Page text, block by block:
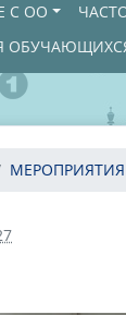
С ОО
МЕРОПРИЯТИЯ